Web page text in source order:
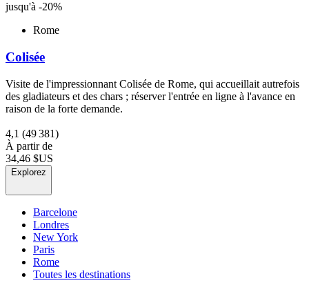
jusqu'à -20%
Rome
Colisée
Visite de l'impressionnant Colisée de Rome, qui accueillait autrefois
des gladiateurs et des chars ; réserver l'entrée en ligne à l'avance en
raison de la forte demande.
4,1 (49 381)
À partir de
34,46 $US
Explorez
Barcelone
Londres
New York
Paris
Rome
Toutes les destinations